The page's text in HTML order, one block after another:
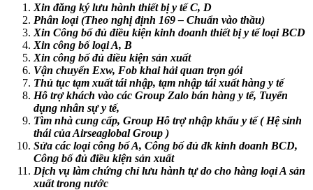
Xin đăng ký lưu hành thiết bị y tế C, D
Phân loại (Theo nghị định 169 – Chuẩn vào thầu)
Xin Công bố đủ điều kiện kinh doanh thiết bị y tế loại BCD
Xin công bố loại A, B
Xin công bố đủ điều kiện sản xuất
Vận chuyển Exw, Fob khai hải quan trọn gói
Thủ tục tạm xuất tái nhập, tạm nhập tái xuất hàng y tế
Hỗ trợ khách vào các Group Zalo bán hàng y tế, Tuyển
dụng nhân sự y tế,
Tìm nhà cung cấp, Group Hỗ trợ nhập khẩu y tế ( Hệ sinh
thái của Airseaglobal Group )
Sửa các loại công bố A, Công bố đủ đk kinh doanh BCD,
Công bố đủ điều kiện sản xuất
Dịch vụ làm chứng chỉ lưu hành tự do cho hàng loại A sản
xuất trong nước